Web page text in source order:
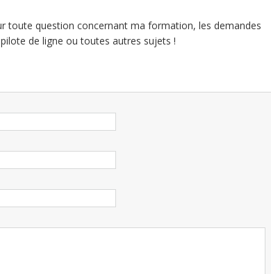
toute question concernant ma formation, les demandes
de ligne ou toutes autres sujets !